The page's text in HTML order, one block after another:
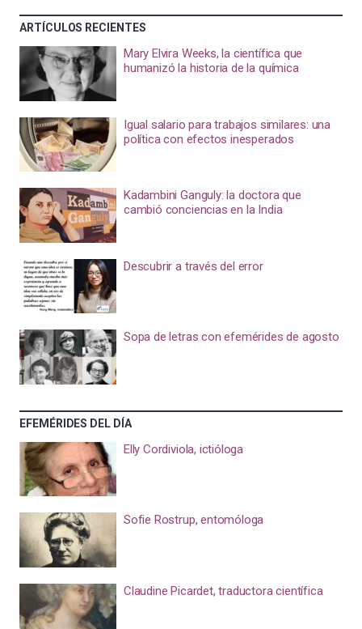
ARTÍCULOS RECIENTES
Mary Elvira Weeks, la científica que
humanizó la historia de la química
Igual salario para trabajos similares: una
política con efectos inesperados
Kadambini Ganguly: la doctora que
cambió conciencias en la India
Descubrir a través del error
Sopa de letras con efemérides de agosto
EFEMÉRIDES DEL DÍA
Elly Cordiviola, ictióloga
Sofie Rostrup, entomóloga
Claudine Picardet, traductora científica